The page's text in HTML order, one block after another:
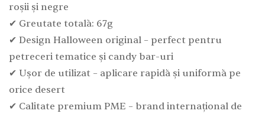
roșii și negre
✔ Greutate totală: 67g
✔ Design Halloween original – perfect pentru
petreceri tematice și candy bar-uri
✔ Ușor de utilizat – aplicare rapidă și uniformă pe
orice desert
✔ Calitate premium PME – brand internațional de